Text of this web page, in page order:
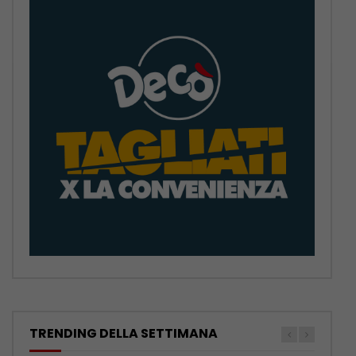
TRENDING DELLA SETTIMANA